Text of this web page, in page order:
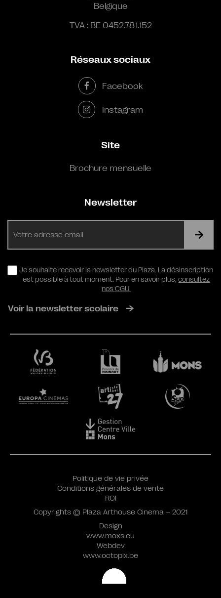
Belgique
TVA : BE 0452.781.152
Réseaux sociaux
Facebook
Instagram
Site
Brochure mensuelle
Newsletter
RGPD
Je souhaite recevoir la newsletter du Plaza. La désinscription
est possible à tout moment. Pour en savoir plus,consultez
nos CGU.
Voir la newsletter scolaire
Design
www.moxs.eu
Webdev
www.octopix.be
Politique de vie privée
Conditions générales de vente
ROI
Copyrights © Plaza Arthouse Cinema – 2021